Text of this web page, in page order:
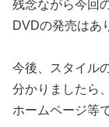
残念ながら今回
DVDの発売はあ
今後、スタイル
分かりましたら
ホームページ等